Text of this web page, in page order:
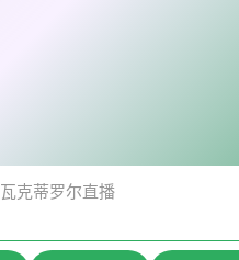
瓦克蒂罗尔直播